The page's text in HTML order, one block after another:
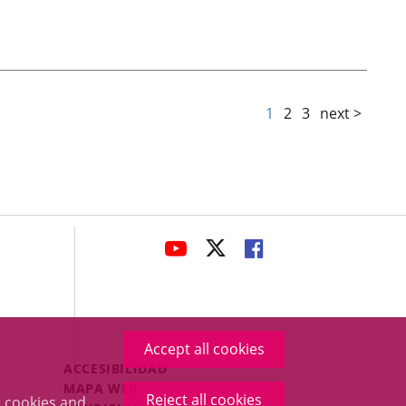
Accept all cookies
Reject all cookies
1 2 3 next >
LINK
APPLICATION.
LINK
APPLICATION.
LINK
APPLICATION.
Menú
Legal
ACCESIBILIDAD
MAPA WEB